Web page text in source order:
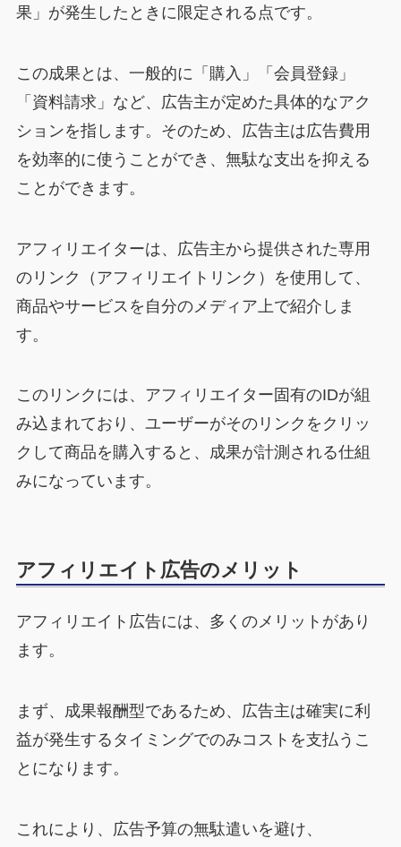
果」が発生したときに限定される点です。
この成果とは、一般的に「購入」「会員登録」
「資料請求」など、広告主が定めた具体的なアク
ションを指します。そのため、広告主は広告費用
を効率的に使うことができ、無駄な支出を抑える
ことができます。
アフィリエイターは、広告主から提供された専用
のリンク（アフィリエイトリンク）を使用して、
商品やサービスを自分のメディア上で紹介しま
す。
このリンクには、アフィリエイター固有のIDが組
み込まれており、ユーザーがそのリンクをクリッ
クして商品を購入すると、成果が計測される仕組
みになっています。
アフィリエイト広告のメリット
アフィリエイト広告には、多くのメリットがあり
ます。
まず、成果報酬型であるため、広告主は確実に利
益が発生するタイミングでのみコストを支払うこ
とになります。
これにより、
広告予算の無駄遣いを避け、